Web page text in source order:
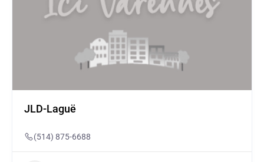
JLD-Laguë
(514) 875-6688